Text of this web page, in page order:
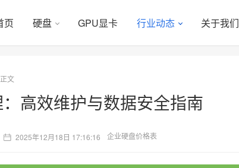
页 硬盘 GPU显卡 行业动态 关于我们
正文
高效维护与数据安全指南
2025年12月18日 17:16:16 企业硬盘价格表